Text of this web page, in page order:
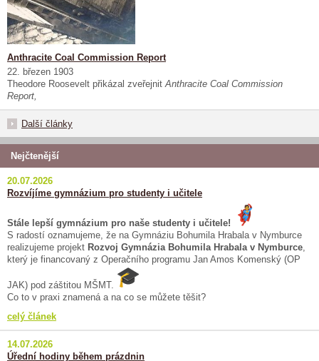
Anthracite Coal Commission Report
22. březen 1903
Theodore Roosevelt přikázal zveřejnitAnthracite Coal Commission
Report,
Další články
Nejčtenější
20.07.2026
Rozvíjíme gymnázium pro studenty i učitele
Stále lepší gymnázium pro naše studenty i učitele!
S radostí oznamujeme, že na Gymnáziu Bohumila Hrabala v Nymburce
realizujeme projekt Rozvoj Gymnázia Bohumila Hrabala v Nymburce,
který je financovaný z Operačního programu Jan Amos Komenský (OP
JAK) pod záštitou MŠMT.
Co to v praxi znamená a na co se můžete těšit?
celý článek
14.07.2026
Úřední hodiny během prázdnin